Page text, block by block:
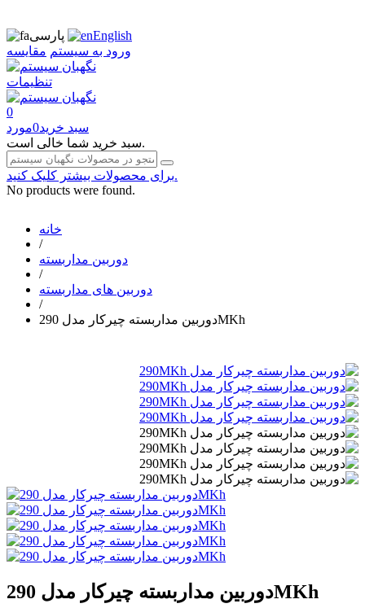
پارسی
English
ورود به سیستم مقایسه
تنظیمات
0
سبد خرید0مورد
سبد خرید شما خالی است.
برای محصولات بیشتر کلیک کنید.
No products were found.
خانه
/
دوربین مداربسته
/
دوربین های مداربسته
/
دوربین مداربسته چیرکار مدل 290MKh
دوربین مداربسته چیرکار مدل 290MKh